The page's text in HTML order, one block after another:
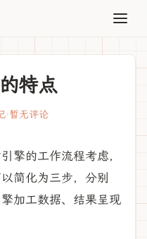
特点
·暂无评论
擎的工作流程考虑，
简化为三步，分别
加工数据、结果呈现